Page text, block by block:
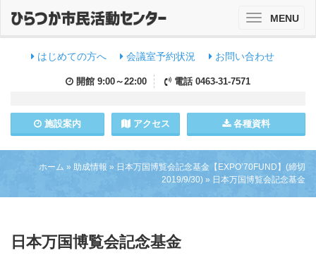
はじめての方へ 会議室予約状況 お問い合わせ
開館 9:00～22:00 電話 0463-31-7571
施設案内 アクセス 各種資料
ToggleMENU
ホーム » 助成情報 » 日本万国博覧会記念基金【EXPO’70FUND】(締切
2019/9/30) » 日本万国博覧会記念基金
日本万国博覧会記念基金